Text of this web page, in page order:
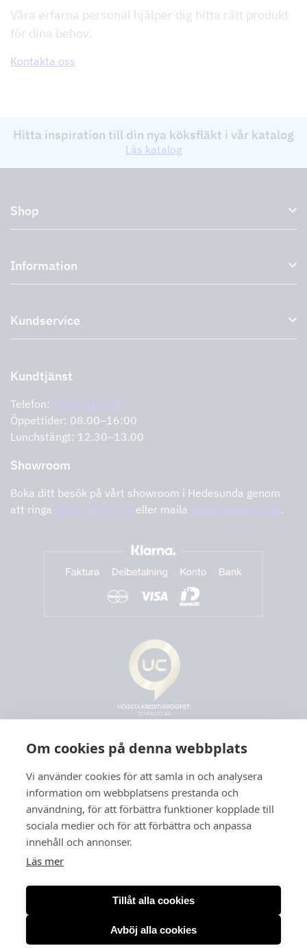
Om cookies på denna webbplats
Vi använder cookies för att samla in och analysera
information om webbplatsens prestanda och
användning, för att förbättra funktioner kopplade till
sociala medier och för att förbättra och anpassa
innehåll och annonser.
Läs mer
Tillåt alla cookies
Avböj alla cookies
Våra erfarna personal hjälper dig hitta rätt produkt
för dina behov.
Kontakta oss
Hitta inspiration till din nya köksfläkt i vår katalog
Läs katalog
Shop
Externa fläktar
Plasmafilter
Outlet
Storköksprodukter PRO
Information
Miljö
Support och service
Cookies
Integritetspolicy
Kundservice
Retur av produkt
Support och service
Kundtjänst
Telefon: 0291-107 50
Öppettider: 08.00–16:00
Lunchstängt: 12.30–13.00
Showroom
Boka ditt besök på vårt showroom i Hedesunda genom
att ringa 0291-47 77 74 eller maila order@tovenco.se.